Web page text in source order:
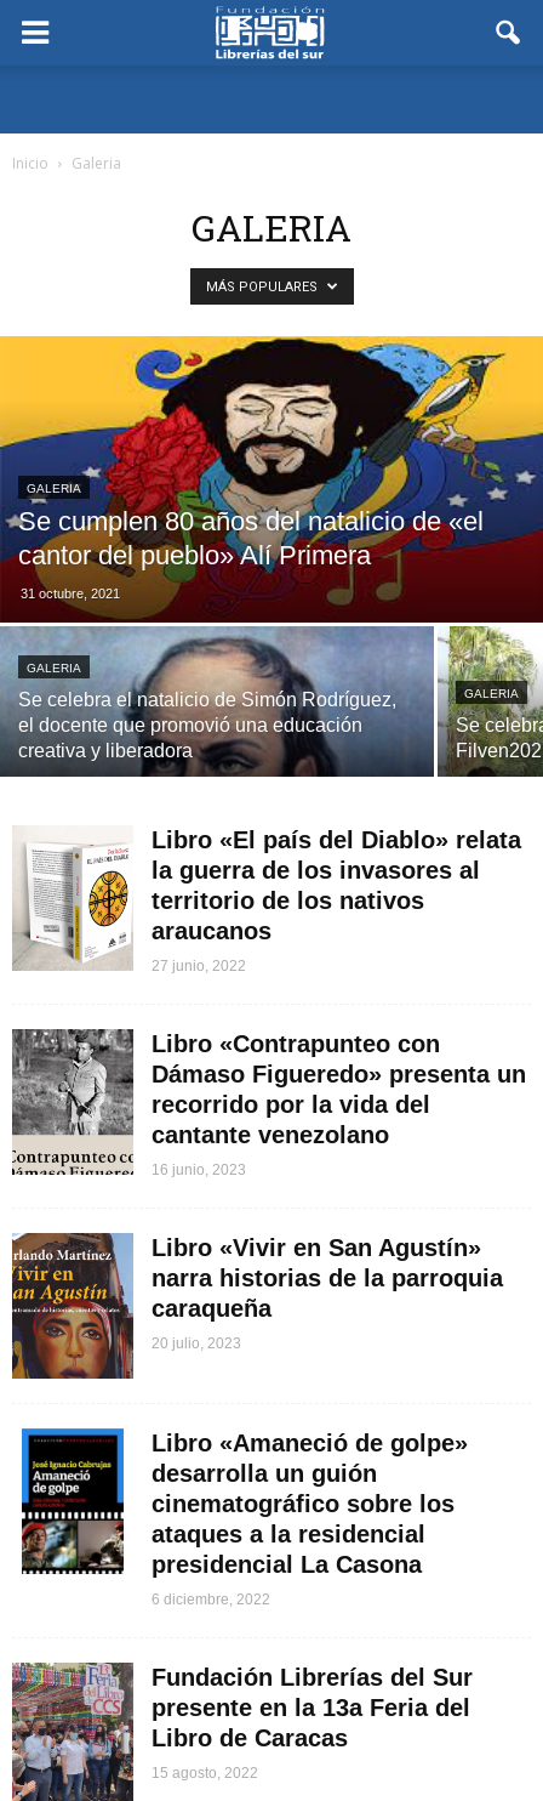
Inicio Galeria
GALERIA
MÁS POPULARES
GALERIA
Se cumplen 80 años del natalicio de «el
cantor del pueblo» Alí Primera
31 octubre, 2021
GALERIA
Se celebra el natalicio de Simón Rodríguez,
el docente que promovió una educación
creativa y liberadora
GALERIA
Se
Libro «El país del Diablo» relata
la guerra de los invasores al
territorio de los nativos
araucanos
27 junio, 2022
Libro «Contrapunteo con
Dámaso Figueredo» presenta un
recorrido por la vida del
cantante venezolano
16 junio, 2023
Libro «Vivir en San Agustín»
narra historias de la parroquia
caraqueña
20 julio, 2023
Libro «Amaneció de golpe»
desarrolla un guión
cinematográfico sobre los
ataques a la residencial
presidencial La Casona
6 diciembre, 2022
Fundación Librerías del Sur
presente en la 13a Feria del
Libro de Caracas
15 agosto, 2022